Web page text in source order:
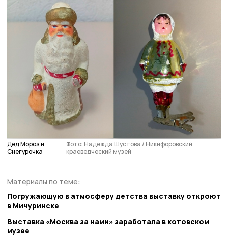
Дед Мороз и
Снегурочка
Фото: Надежда Шустова / Никифоровский
краеведческий музей
Материалы по теме:
Погружающую в атмосферу детства выставку откроют
в Мичуринске
Выставка «Москва за нами» заработала в котовском
музее